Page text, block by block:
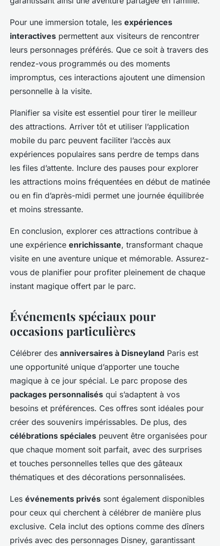
Pour une immersion totale, les expériences
interactives permettent aux visiteurs de rencontrer
leurs personnages préférés. Que ce soit à travers des
rendez-vous programmés ou des moments
impromptus, ces interactions ajoutent une dimension
personnelle à la visite.
Planifier sa visite est essentiel pour tirer le meilleur
des attractions. Arriver tôt et utiliser l’application
mobile du parc peuvent faciliter l’accès aux
expériences populaires sans perdre de temps dans
les files d’attente. Inclure des pauses pour explorer
les attractions moins fréquentées en début de matinée
ou en fin d’après-midi permet une journée équilibrée
et moins stressante.
En conclusion, explorer ces attractions contribue à
une expérience enrichissante, transformant chaque
visite en une aventure unique et mémorable. Assurez-
vous de planifier pour profiter pleinement de chaque
instant magique offert par le parc.
Événements spéciaux pour
occasions particulières
Célébrer des anniversaires à Disneyland Paris est
une opportunité unique d’apporter une touche
magique à ce jour spécial. Le parc propose des
packages personnalisés qui s’adaptent à vos
besoins et préférences. Ces offres sont idéales pour
créer des souvenirs impérissables. De plus, des
célébrations spéciales peuvent être organisées pour
que chaque moment soit parfait, avec des surprises
et touches personnelles telles que des gâteaux
thématiques et des décorations personnalisées.
Les événements privés sont également disponibles
pour ceux qui cherchent à célébrer de manière plus
exclusive. Cela inclut des options comme des dîners
privés avec des personnages Disney, garantissant